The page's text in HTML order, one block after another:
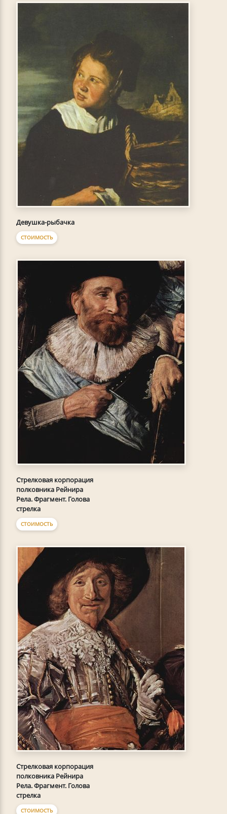
Девушка-рыбачка
СТОИМОСТЬ
Стрелковая корпорация
полковника Рейнира
Рела. Фрагмент. Голова
стрелка
СТОИМОСТЬ
Стрелковая корпорация
полковника Рейнира
Рела. Фрагмент. Голова
стрелка
СТОИМОСТЬ